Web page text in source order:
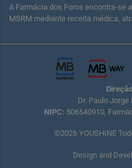
A Farmácia dos Foros encontra-se
MSRM mediante receita médica,
Dr. Paulo
NIPC: 506540910,
©2026 YOUSHINE
Design and